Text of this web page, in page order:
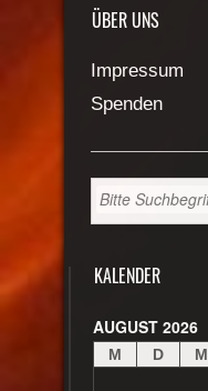
ÜBER UNS
Impressum
Spenden
KALENDER
AUGUST 2026
M D M